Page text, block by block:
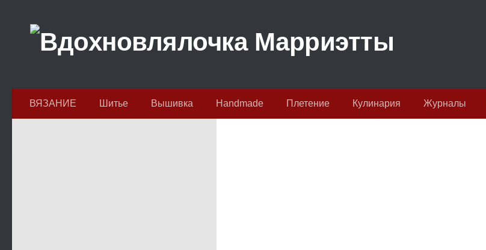
ВЯЗАНИЕ Шитье Вышивка Handmade Плетение Кулинария Журналы